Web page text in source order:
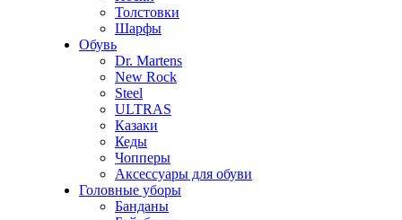
Толстовки
Шарфы
Обувь
Dr. Martens
New Rock
Steel
ULTRAS
Казаки
Кеды
Чопперы
Аксессуары для обуви
Головные уборы
Банданы